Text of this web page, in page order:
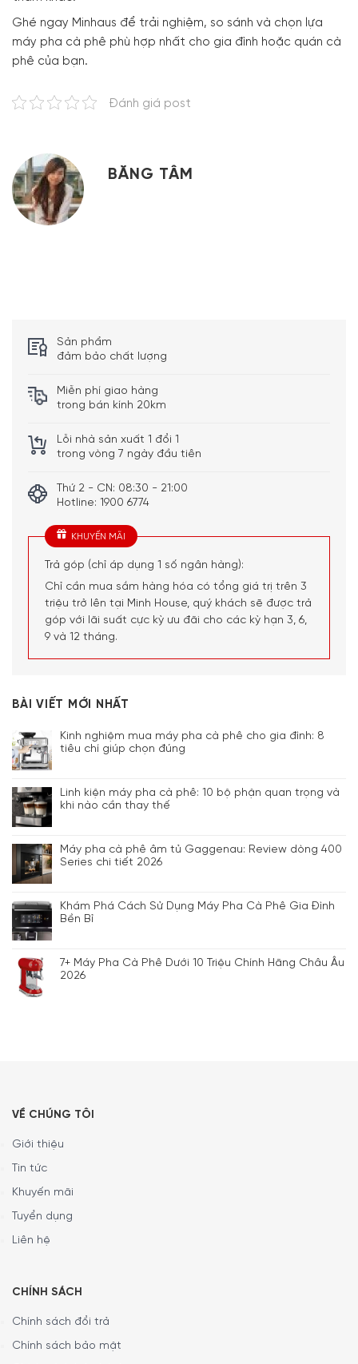
Ghé ngay Minhaus để trải nghiệm, so sánh và chọn lựa
máy pha cà phê phù hợp nhất cho gia đình hoặc quán cà
phê của bạn.
Đánh giá post
BĂNG TÂM
Sản phẩm
đảm bảo chất lượng
Miễn phí giao hàng
trong bán kính 20km
Lỗi nhà sản xuất 1 đổi 1
trong vòng 7 ngày đầu tiên
Thứ 2 - CN: 08:30 - 21:00
Hotline: 1900 6774
KHUYẾN MÃI
Trả góp (chỉ áp dụng 1 số ngân hàng):
Chỉ cần mua sắm hàng hóa có tổng giá trị trên 3
triệu trở lên tại Minh House, quý khách sẽ được trả
góp với lãi suất cực kỳ ưu đãi cho các kỳ hạn 3, 6,
9 và 12 tháng.
BÀI VIẾT MỚI NHẤT
Kinh nghiệm mua máy pha cà phê cho gia đình: 8
tiêu chí giúp chọn đúng
Linh kiện máy pha cà phê: 10 bộ phận quan trọng và
khi nào cần thay thế
Máy pha cà phê âm tủ Gaggenau: Review dòng 400
Series chi tiết 2026
Khám Phá Cách Sử Dụng Máy Pha Cà Phê Gia Đình
Bền Bỉ
7+ Máy Pha Cà Phê Dưới 10 Triệu Chính Hãng Châu Âu
2026
VỀ CHÚNG TÔI
Giới thiệu
Tin tức
Khuyến mãi
Tuyển dụng
Liên hệ
CHÍNH SÁCH
Chính sách đổi trả
Chính sách bảo mật